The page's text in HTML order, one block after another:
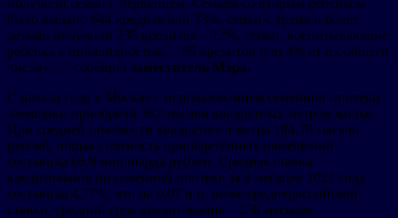
получили семьи с первенцем. Семьям со вторым ребенком
было выдано 644 кредита или 33%, семьи с тремя и более
детьми получили 235 кредитов – 12%, семьи, воспитывающие
ребенка с инвалидностью, – 85 кредитов или 4% от их общего
числа», — сообщил заместитель Мэра.
С начала года в Москве с использованием семейной ипотеки
заемщики приобрели 362 тысячи квадратных метров жилья.
При средней стоимости квадратного метра 184,79 тысячи
рублей, общая стоимость приобретённых помещений
составила 66,9 миллиарда рублей. Средняя ставка
кредитования по семейной ипотеке за 9 месяцев 2021 года
составила 4,77%, что на 0,07 п.п. ниже среднероссийской
ставки, средний срок кредитования – 258 месяцев.